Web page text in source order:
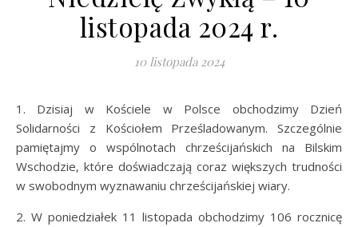
listopada 2024 r.
10 listopada 2024
1. Dzisiaj w Kościele w Polsce obchodzimy Dzień
Solidarności z Kościołem Prześladowanym. Szczególnie
pamiętajmy o wspólnotach chrześcijańskich na Bilskim
Wschodzie, które doświadczają coraz większych trudności
w swobodnym wyznawaniu chrześcijańskiej wiary.
2. W poniedziałek 11 listopada obchodzimy 106 rocznicę